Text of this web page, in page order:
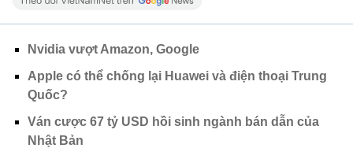
Nvidia vượt Amazon, Google
Apple có thể chống lại Huawei và điện thoại Trung
Quốc?
Ván cược 67 tỷ USD hồi sinh ngành bán dẫn của
Nhật Bản